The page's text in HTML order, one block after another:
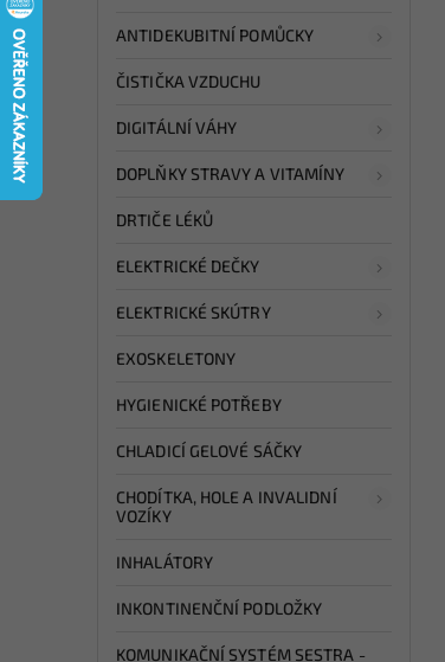
ANTIDEKUBITNÍ POMŮCKY
ČISTIČKA VZDUCHU
DIGITÁLNÍ VÁHY
DOPLŇKY STRAVY A VITAMÍNY
DRTIČE LÉKŮ
ELEKTRICKÉ DEČKY
ELEKTRICKÉ SKÚTRY
EXOSKELETONY
HYGIENICKÉ POTŘEBY
CHLADICÍ GELOVÉ SÁČKY
CHODÍTKA, HOLE A INVALIDNÍ
VOZÍKY
INHALÁTORY
INKONTINENČNÍ PODLOŽKY
KOMUNIKAČNÍ SYSTÉM SESTRA -